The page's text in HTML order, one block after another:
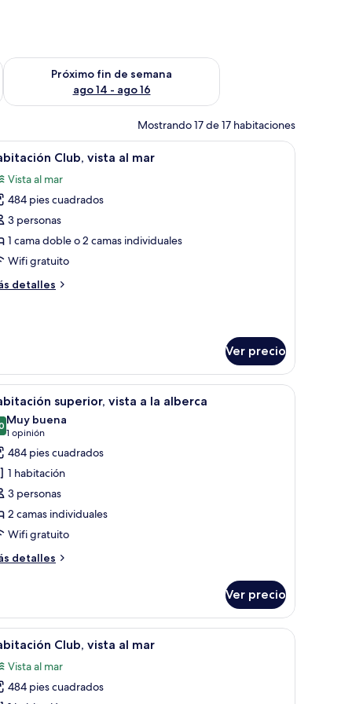
semana ago 7 - ago 9
Próximo fin de semana
ago 14 - ago 16
Consulta la disponibilidad para el próximo fin de semana ago
Mostrando 17 de 17 habitaciones
un escritorio con televisor, una silla y un balcón con vistas.
Habitación de hotel con una cama grande,
5 Club, vista al mar
Vista al mar
484 pies cuadrados
3 personas
1 cama doble o 2 camas individuales
Wifi gratuito
detalles
Ver precio
y televisor. Habitación de hotel con una cama grande,
6 superior, vista a la alberca
de 10
Muy buena
1 opinión
(1
opinión)
484 pies cuadrados
1 habitación
3 personas
2 camas individuales
Wifi gratuito
detalles
Ver precio
una silla, una mesita y un balcón con vistas.
Habitación de hotel con dos camas, un
4 Club, vista al mar
Vista al mar
484 pies cuadrados